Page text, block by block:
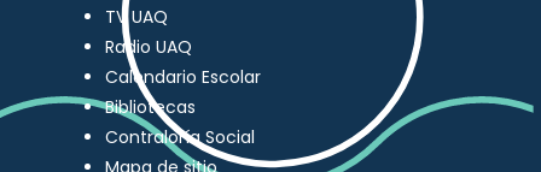
TV UAQ
Radio UAQ
Calendario Escolar
Bibliotecas
Contraloría Social
Mapa de sitio